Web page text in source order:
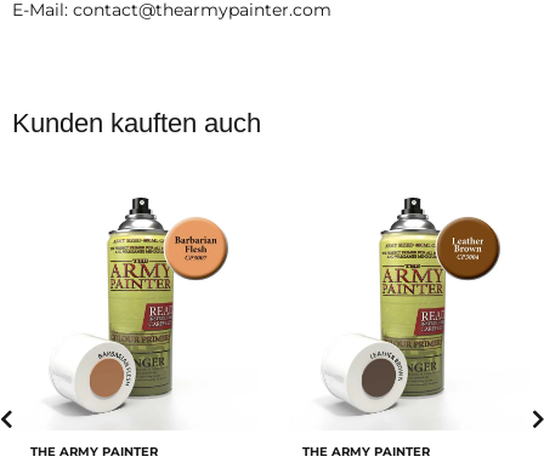
E-Mail: contact@thearmypainter.com
Kunden kauften auch
THE ARMY PAINTER THE ARMY PAINTER